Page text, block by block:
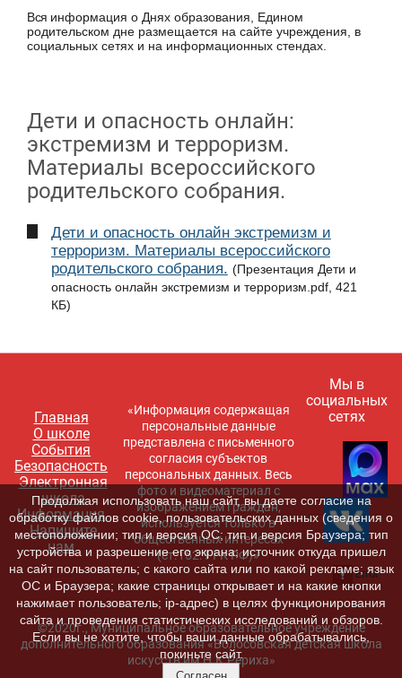
Вся информация о Днях образования, Едином
родительском дне размещается на сайте учреждения, в
социальных сетях и на информационных стендах.
Дети и опасность онлайн:
экстремизм и терроризм.
Материалы всероссийского
родительского собрания.
Дети и опасность онлайн экстремизм и
терроризм. Материалы всероссийского
родительского собрания. (Презентация Дети и
опасность онлайн экстремизм и терроризм.pdf, 421
КБ)
Главная
О школе
События
Безопасность
Электронная
школа
Информация
Напишите
нам
«Информация содержащая
персональные данные
представлена с письменного
согласия субъектов
персональных данных. Весь
фото и видеоматериал с
изображением граждан,
используется только в
общественных интересах
(ст.152.1 ГК РФ)»
Мы в
социальных
сетях
©2020г., Муниципальное образовательное учреждение
дополнительного образования «Волосовская детская школа
искусств им.Н.К.Рериха»
Продолжая использовать наш сайт, вы даете согласие на
обработку файлов cookie, пользовательских данных (сведения о
местоположении; тип и версия ОС; тип и версия Браузера; тип
устройства и разрешение его экрана; источник откуда пришел
на сайт пользователь; с какого сайта или по какой рекламе; язык
ОС и Браузера; какие страницы открывает и на какие кнопки
нажимает пользователь; ip-адрес) в целях функционирования
сайта и проведения статистических исследований и обзоров.
Если вы не хотите, чтобы ваши данные обрабатывались,
покиньте сайт.